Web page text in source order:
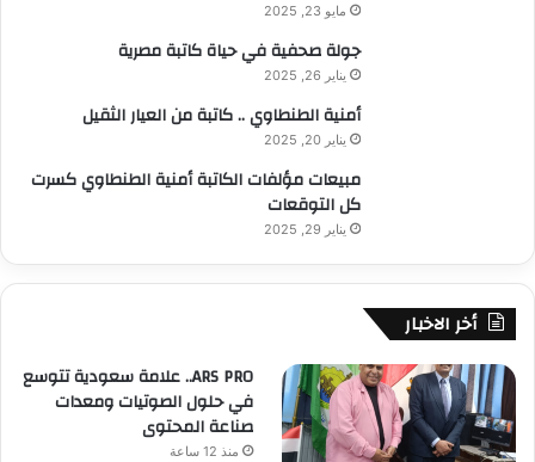
مايو 23, 2025
جولة صحفية في حياة كاتبة مصرية
يناير 26, 2025
أمنية الطنطاوي .. كاتبة من العيار الثقيل
يناير 20, 2025
مبيعات مؤلفات الكاتبة أمنية الطنطاوي كسرت
كل التوقعات
يناير 29, 2025
أخر الاخبار
ARS PRO.. علامة سعودية تتوسع
في حلول الصوتيات ومعدات
صناعة المحتوى
منذ 12 ساعة